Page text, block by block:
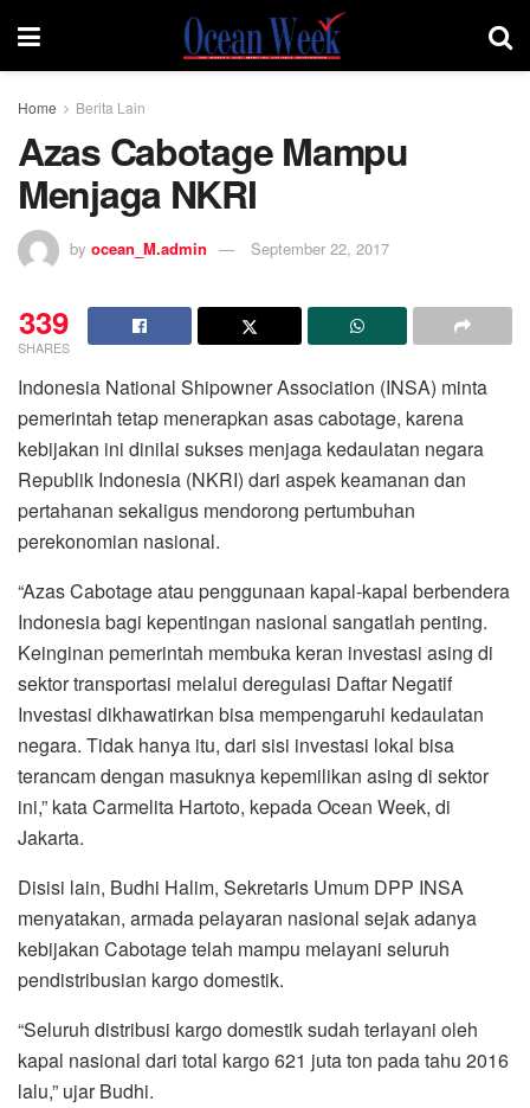
Home Berita Lain
Azas Cabotage Mampu
Menjaga NKRI
by ocean_M.admin September 22, 2017
339
SHARES
Indonesia National Shipowner Association (INSA) minta
pemerintah tetap menerapkan asas cabotage, karena
kebijakan ini dinilai sukses menjaga kedaulatan negara
Republik Indonesia (NKRI) dari aspek keamanan dan
pertahanan sekaligus mendorong pertumbuhan
perekonomian nasional.
“Azas Cabotage atau penggunaan kapal-kapal berbendera
Indonesia bagi kepentingan nasional sangatlah penting.
Keinginan pemerintah membuka keran investasi asing di
sektor transportasi melalui deregulasi Daftar Negatif
Investasi dikhawatirkan bisa mempengaruhi kedaulatan
negara. Tidak hanya itu, dari sisi investasi lokal bisa
terancam dengan masuknya kepemilikan asing di sektor
ini,” kata Carmelita Hartoto, kepada Ocean Week, di
Jakarta.
Disisi lain, Budhi Halim, Sekretaris Umum DPP INSA
menyatakan, armada pelayaran nasional sejak adanya
kebijakan Cabotage telah mampu melayani seluruh
pendistribusian kargo domestik.
“Seluruh distribusi kargo domestik sudah terlayani oleh
kapal nasional dari total kargo 621 juta ton pada tahu 2016
lalu,” ujar Budhi.